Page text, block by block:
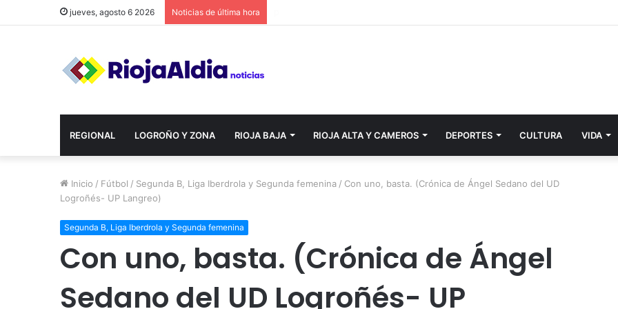
jueves, agosto 6 2026 Noticias de última hora
REGIONAL LOGROÑO Y ZONA RIOJA BAJA RIOJA ALTA Y CAMEROS DEPORTES CULTURA VIDA
Inicio / Fútbol / Segunda B, Liga Iberdrola y Segunda femenina / Con uno, basta. (Crónica de Ángel Sedano del UD
Logroñés- UP Langreo)
Segunda B, Liga Iberdrola y Segunda femenina
Con uno, basta. (Crónica de Ángel
Sedano del UD Logroñés- UP